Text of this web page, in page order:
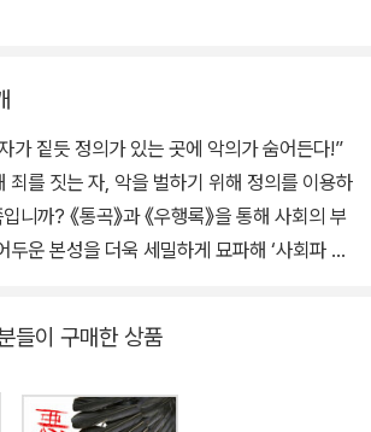
름》 외에 《엄마가 정말 좋아요》, 《사과가 하
》 등을 우리말로 옮겼다.
가 짙듯 정의가 있는 곳에 악의가 숨어든다!”
죄를 짓는 자, 악을 벌하기 위해 정의를 이용하
을 통해 사회의 부
두운 본성을 더욱 세밀하게 묘파해 ‘사회파 미
충격에 휩싸이고 범인은 세상을 비웃듯 또 한
악의 교묘한 경계에 놓인 인물들을 통해 인간
들이 구매한 상품